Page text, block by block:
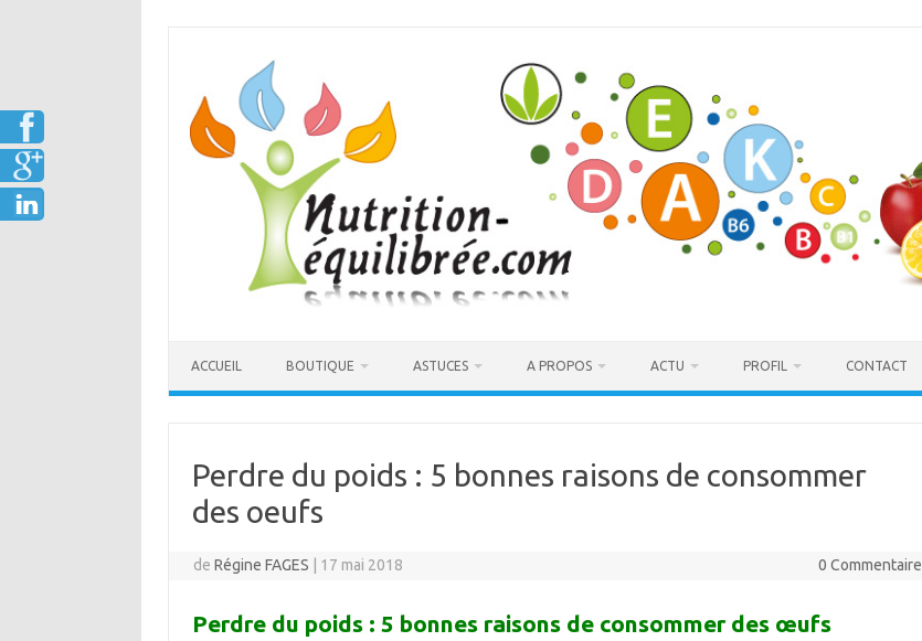
ACCUEIL BOUTIQUE ASTUCES A PROPOS ACTU PROFIL CONTACT
Perdre du poids : 5 bonnes raisons de consommer
des oeufs
deRégine FAGES 17 mai 2018 0 Commentaire
Perdre du poids : 5 bonnes raisons de consommer des œufs